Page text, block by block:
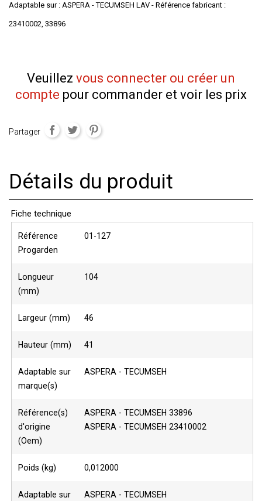
Adaptable sur : ASPERA - TECUMSEH LAV - Référence fabricant :
23410002, 33896
Veuillez vous connecter ou créer un
compte pour commander et voir les prix
Partager
Détails du produit
Fiche technique
Référence
Progarden
01-127
Longueur
(mm)
104
Largeur (mm) 46
Hauteur (mm) 41
Adaptable sur
marque(s)
ASPERA - TECUMSEH
Référence(s)
d'origine
(Oem)
ASPERA - TECUMSEH 33896
ASPERA - TECUMSEH 23410002
Poids (kg) 0,012000
Adaptable sur
ASPERA - TECUMSEH